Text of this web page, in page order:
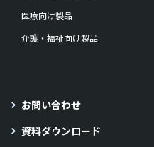
医療向け製品
介護・福祉向け製品
お問い合わせ
資料ダウンロード